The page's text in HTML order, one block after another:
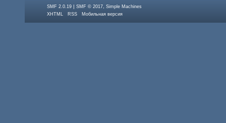
SMF 2.0.19 |SMF © 2017 ,Simple Machines
XHTML
RSS Мобильная версия